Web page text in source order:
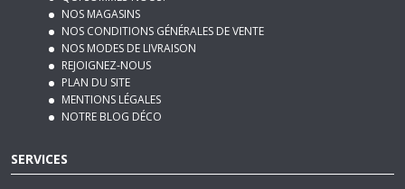
NOS MAGASINS
NOS CONDITIONS GÉNÉRALES DE VENTE
NOS MODES DE LIVRAISON
REJOIGNEZ-NOUS
PLAN DU SITE
MENTIONS LÉGALES
NOTRE BLOG DÉCO
SERVICES